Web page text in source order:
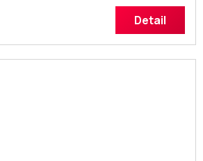
Detail